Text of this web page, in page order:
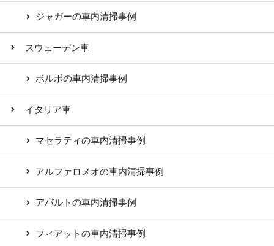
ジャガーの車内清掃事例
スウェーデン車
ボルボの車内清掃事例
イタリア車
マセラティの車内清掃事例
アルファロメオの車内清掃事例
アバルトの車内清掃事例
フィアットの車内清掃事例